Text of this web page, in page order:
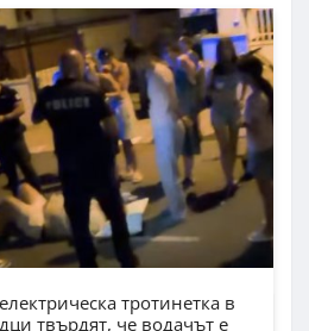
тротинетка в
твърдят, че водачът е